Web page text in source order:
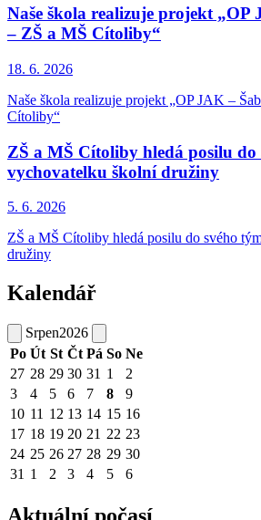
Naše škola realizuje projekt
– ZŠ a MŠ Cítoliby“
18. 6. 2026
Naše škola realizuje projekt „OP JAK –
Cítoliby“
ZŠ a MŠ Cítoliby hledá posilu do
vychovatelku školní družiny
5. 6. 2026
ZŠ a MŠ Cítoliby hledá posilu do svého
družiny
Kalendář
Srpen2026
Po Út St Čt Pá So Ne
27 28 29 30 31 1
2
3
4 5 6 7 8
9
10 11 12 13 14 15 16
17 18 19 20 21 22 23
24 25 26 27 28 29 30
31 1 2 3 4 5 6